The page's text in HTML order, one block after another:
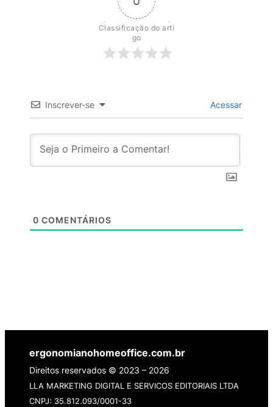
Classificação do arti
go
Inscrever-se Acessar
0 COMENTÁRIOS
ergonomianohomeoffice.com.br
Direitos reservados © 2023 – 2026
LLA MARKETING DIGITAL E SERVICOS EDITORIAIS LTDA
CNPJ: 35.812.093/0001-33